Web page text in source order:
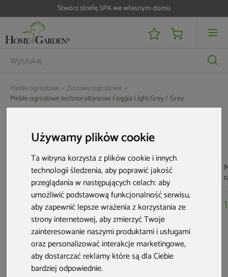
Używamy plików cookie
Ta witryna korzysta z plików cookie i innych
technologii śledzenia, aby poprawić jakość
przeglądania w następujących celach:aby
umożliwić podstawową funkcjonalność serwisu,
aby zapewnić lepsze wrażenia z korzystania ze
strony internetowej,aby zmierzyć Twoje
zainteresowanie naszymi produktami i usługami
oraz personalizować interakcje marketingowe,
aby dostarczać reklamy które są dla Ciebie
bardziej odpowiednie.
Stwórz strefę SPA we własnym domu
Meble ogrodowe
Zestawy ogrodowe
Meble ogrodowe technorattanowe Foggia Light Grey / Grey
Meble ogrodowe
technorattanowe
Alicante White /
5 299 zł
Meble ogrodowe
technorattanowe
Bergamo Grey /
Grey Melange
3 699 zł
Meble ogrodowe
aluminiowe Katania
Square Grey /